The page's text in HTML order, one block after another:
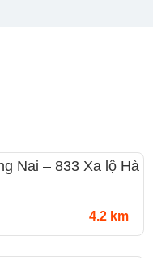
Nai – 833 Xa lộ Hà
4.2 km